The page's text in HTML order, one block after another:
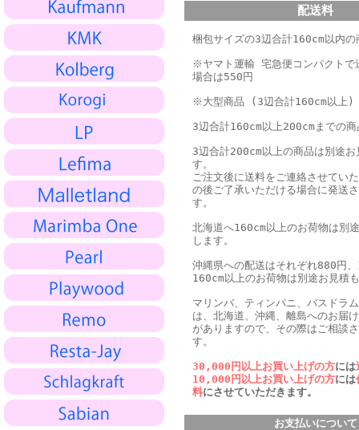
配送料
梱包サイズの3辺合計160cm以内
※ヤマト運輸 宅急便コンパクトで
場合は550円
※大型商品 (3辺合計160cm以上)
3辺合計160cm以上200cmまでの
3辺合計200cm以上の商品は別途
す。
ご注文後に送料をご連絡させてい
の後ご了承いただける場合に発送
す。
北海道へ160cm以上のお荷物は別
します。
沖縄県への配送はそれぞれ880円
160cm以上のお荷物は別途お見積
マリンバ、ティンパニ、バスドラ
は、北海道、沖縄、離島へのお届
がありますので、その際はご相談
す。
30,000円以上お買い上げの方には
10,000円以上お買い上げの方には
料にさせていただきます。
お支払いについて